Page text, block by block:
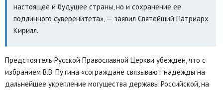
настоящее и будущее страны, но и сохранение ее
подлинного суверенитета», — заявил Святейший Патриарх
Кирилл.
Предстоятель Русской Православной Церкви убежден, что с
избранием В.В. Путина «сограждане связывают надежды на
дальнейшее укрепление могущества державы Российской, на